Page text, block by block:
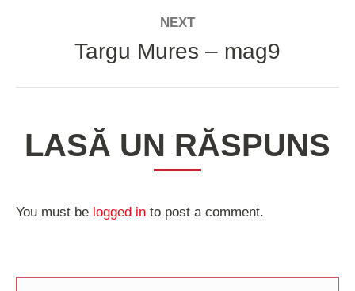
NEXT
Next
Targu Mures – mag9
LASĂ UN RĂSPUNS
You must be logged in to post a comment.